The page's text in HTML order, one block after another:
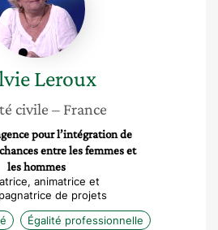
Leroux
civile – France
pour l’intégration de
entre les femmes et
les hommes
animatrice et
de projets
Égalité professionnelle